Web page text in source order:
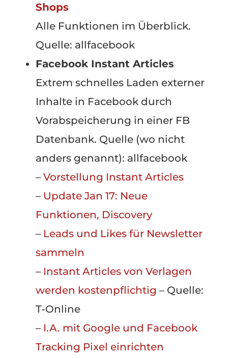
Shops
Alle Funktionen im Überblick.
Quelle: allfacebook
Facebook Instant Articles
Extrem schnelles Laden externer
Inhalte in Facebook durch
Vorabspeicherung in einer FB
Datenbank. Quelle (wo nicht
anders genannt): allfacebook
– Vorstellung Instant Articles
– Update Jan 17: Neue
Funktionen, Discovery
– Leads und Likes für Newsletter
sammeln
– Instant Articles von Verlagen
werden kostenpflichtig – Quelle:
T-Online
– I.A. mit Google und Facebook
Tracking Pixel einrichten